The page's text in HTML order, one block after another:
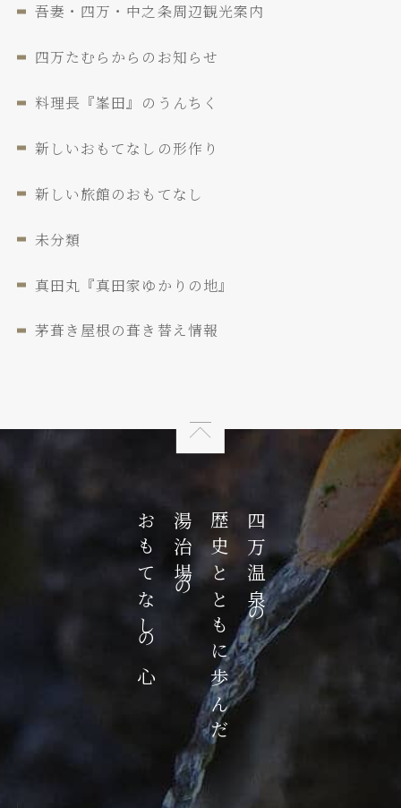
吾妻・四万・中之条周辺観光案内
四万たむらからのお知らせ
料理長『峯田』のうんちく
新しいおもてなしの形作り
新しい旅館のおもてなし
未分類
真田丸『真田家ゆかりの地』
茅葺き屋根の葺き替え情報
四万温泉の
歴史とともに歩んだ
湯治場の
おもてなしの心